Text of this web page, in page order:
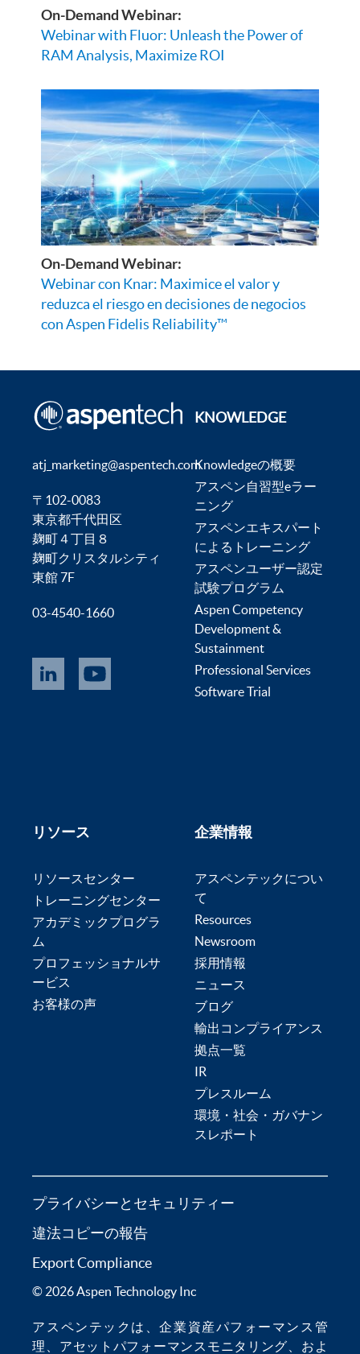
On-Demand Webinar:
Webinar with Fluor: Unleash the Power of
RAM Analysis, Maximize ROI
On-Demand Webinar:
Webinar con Knar: Maximice el valor y
reduzca el riesgo en decisiones de negocios
con Aspen Fidelis Reliability™
atj_marketing@aspentech.com
〒102-0083
東京都千代田区
麹町４丁目８
麹町クリスタルシティ
東館 7F
03-4540-1660
KNOWLEDGE
Knowledgeの概要
アスペン自習型eラー
ニング
アスペンエキスパート
によるトレーニング
アスペンユーザー認定
試験プログラム
Aspen Competency
Development &
Sustainment
Professional Services
Software Trial
リソース
リソースセンター
トレーニングセンター
アカデミックプログラ
ム
プロフェッショナルサ
ービス
お客様の声
企業情報
アスペンテックについ
て
Resources
Newsroom
採用情報
ニュース
ブログ
輸出コンプライアンス
拠点一覧
IR
プレスルーム
環境・社会・ガバナン
スレポート
プライバシーとセキュリティー
違法コピーの報告
Export Compliance
© 2026 Aspen Technology Inc
アスペンテックは、企業資産パフォーマンス管
理
アセットパフォーマンスモニタリング 、およ